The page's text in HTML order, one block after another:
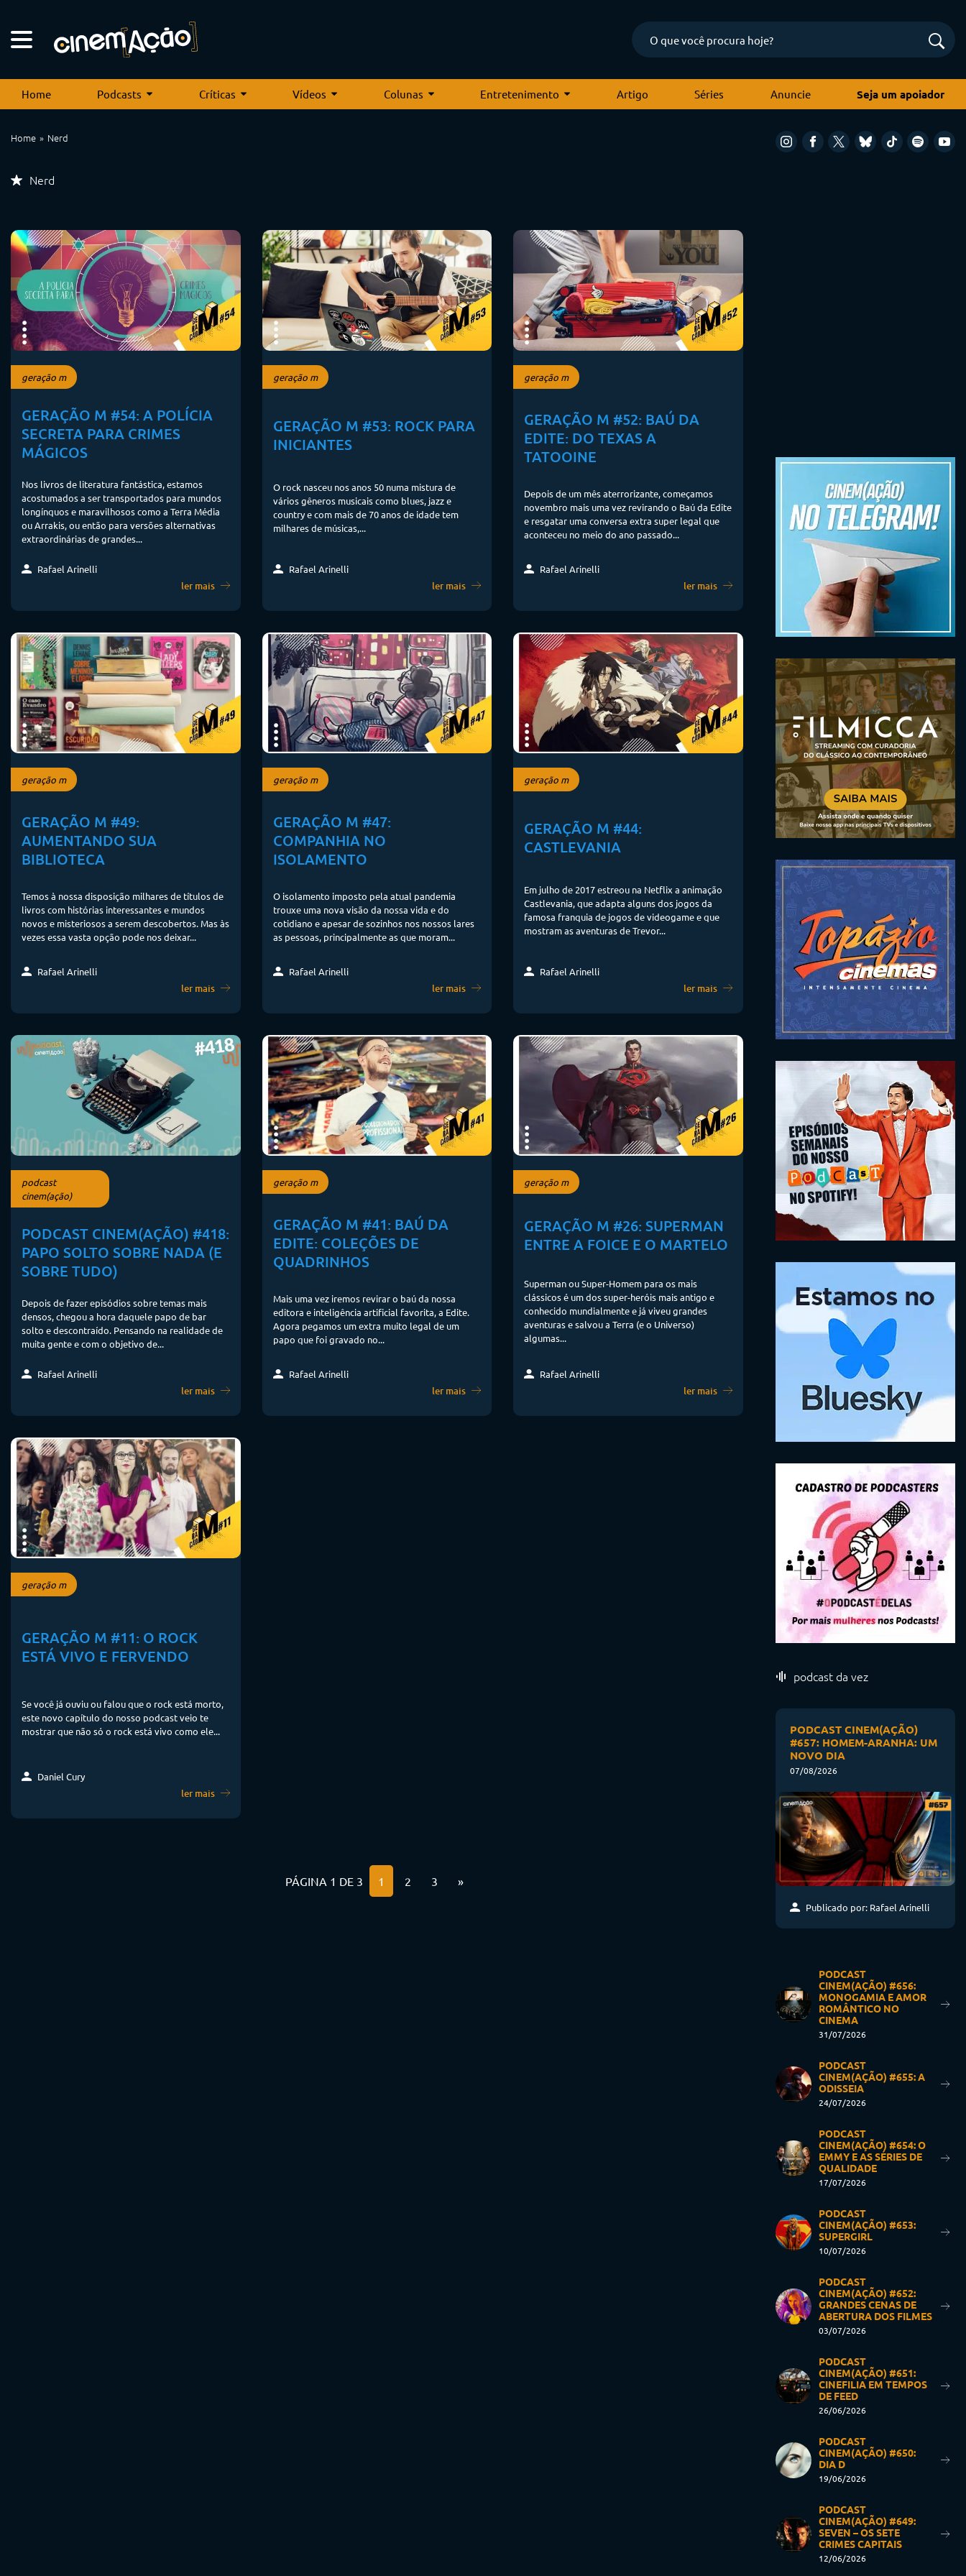
Home Podcasts Críticas Vídeos Colunas Entretenimento Artigo Séries Anuncie Seja um apoiador
Home Nerd
Nerd
geração m
GERAÇÃO M #54: A POLÍCIA
SECRETA PARA CRIMES
MÁGICOS
Nos livros de literatura fantástica, estamos
acostumados a ser transportados para mundos
longínquos e maravilhosos como a Terra Média
ou Arrakis, ou então para versões alternativas
extraordinárias de grandes...
Rafael Arinelli
ler mais
geração m
GERAÇÃO M #53: ROCK PARA
INICIANTES
O rock nasceu nos anos 50 numa mistura de
vários gêneros musicais como blues, jazz e
country e com mais de 70 anos de idade tem
milhares de músicas,...
Rafael Arinelli
ler mais
geração m
GERAÇÃO M #52: BAÚ DA
EDITE: DO TEXAS A
TATOOINE
Depois de um mês aterrorizante, começamos
novembro mais uma vez revirando o Baú da Edite
e resgatar uma conversa extra super legal que
aconteceu no meio do ano passado...
Rafael Arinelli
ler mais
geração m
GERAÇÃO M #49:
AUMENTANDO SUA
BIBLIOTECA
Temos à nossa disposição milhares de títulos de
livros com histórias interessantes e mundos
novos e misteriosos a serem descobertos. Mas às
vezes essa vasta opção pode nos deixar...
Rafael Arinelli
ler mais
geração m
GERAÇÃO M #47:
COMPANHIA NO
ISOLAMENTO
O isolamento imposto pela atual pandemia
trouxe uma nova visão da nossa vida e do
cotidiano e apesar de sozinhos nos nossos lares
as pessoas, principalmente as que moram...
Rafael Arinelli
ler mais
geração m
GERAÇÃO M #44:
CASTLEVANIA
Em julho de 2017 estreou na Netflix a animação
Castlevania, que adapta alguns dos jogos da
famosa franquia de jogos de videogame e que
mostram as aventuras de Trevor...
Rafael Arinelli
ler mais
podcast
cinem(ação)
PODCAST CINEM(AÇÃO) #418:
PAPO SOLTO SOBRE NADA (E
SOBRE TUDO)
Depois de fazer episódios sobre temas mais
densos, chegou a hora daquele papo de bar
solto e descontraído. Pensando na realidade de
muita gente e com o objetivo de...
Rafael Arinelli
ler mais
geração m
GERAÇÃO M #41: BAÚ DA
EDITE: COLEÇÕES DE
QUADRINHOS
Mais uma vez iremos revirar o baú da nossa
editora e inteligência artificial favorita, a Edite.
Agora pegamos um extra muito legal de um
papo que foi gravado no...
Rafael Arinelli
ler mais
geração m
GERAÇÃO M #26: SUPERMAN
ENTRE A FOICE E O MARTELO
Superman ou Super-Homem para os mais
clássicos é um dos super-heróis mais antigo e
conhecido mundialmente e já viveu grandes
aventuras e salvou a Terra (e o Universo)
algumas...
Rafael Arinelli
ler mais
geração m
GERAÇÃO M #11: O ROCK
ESTÁ VIVO E FERVENDO
Se você já ouviu ou falou que o rock está morto,
este novo capítulo do nosso podcast veio te
mostrar que não só o rock está vivo como ele...
Daniel Cury
ler mais
PÁGINA 1 DE 3 1 2 3 »
podcast da vez
PODCAST CINEM(AÇÃO)
#657: HOMEM-ARANHA: UM
NOVO DIA
07/08/2026
Publicado por: Rafael Arinelli
PODCAST
CINEM(AÇÃO) #656:
MONOGAMIA E AMOR
ROMÂNTICO NO
CINEMA
31/07/2026
PODCAST
CINEM(AÇÃO) #655: A
ODISSEIA
24/07/2026
PODCAST
CINEM(AÇÃO) #654: O
EMMY E AS SÉRIES DE
QUALIDADE
17/07/2026
PODCAST
CINEM(AÇÃO) #653:
SUPERGIRL
10/07/2026
PODCAST
CINEM(AÇÃO) #652:
GRANDES CENAS DE
ABERTURA DOS FILMES
03/07/2026
PODCAST
CINEM(AÇÃO) #651:
CINEFILIA EM TEMPOS
DE FEED
26/06/2026
PODCAST
CINEM(AÇÃO) #650:
DIA D
19/06/2026
PODCAST
CINEM(AÇÃO) #649:
SEVEN – OS SETE
CRIMES CAPITAIS
12/06/2026